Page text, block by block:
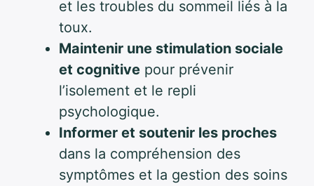
et les troubles du sommeil liés à la
toux.
Maintenir une stimulation sociale
et cognitive pour prévenir
l’isolement et le repli
psychologique.
Informer et soutenir les proches
dans la compréhension des
symptômes et la gestion des soins